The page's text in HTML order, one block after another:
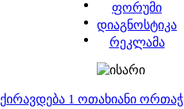
ფორუმი
დიაგნოსტიკა
რეკლამა
ქირავდება 1 ოთახიანი